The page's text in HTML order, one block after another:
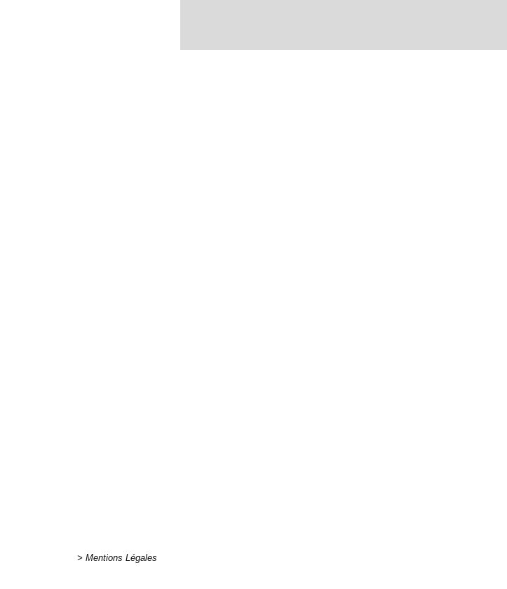
> Mentions Légales